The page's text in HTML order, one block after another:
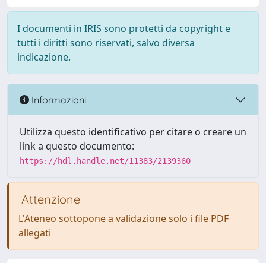
I documenti in IRIS sono protetti da copyright e
tutti i diritti sono riservati, salvo diversa
indicazione.
Informazioni
Utilizza questo identificativo per citare o creare un
link a questo documento:
https://hdl.handle.net/11383/2139360
Attenzione
L'Ateneo sottopone a validazione solo i file PDF
allegati